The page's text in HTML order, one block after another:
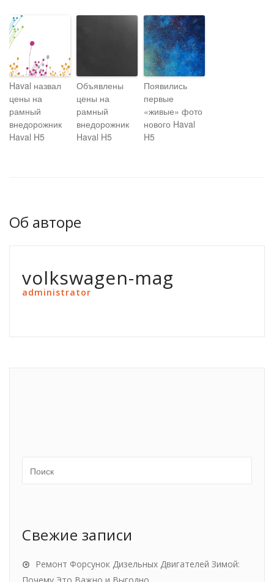
Haval назвал
цены на
рамный
внедорожник
Haval H5
Объявлены
цены на
рамный
внедорожник
Haval H5
Появились
первые
«живые» фото
нового Haval
H5
Об авторе
volkswagen-mag
administrator
Свежие записи
Ремонт Форсунок Дизельных Двигателей Зимой: